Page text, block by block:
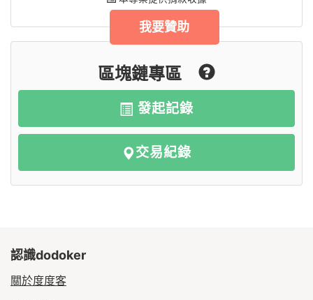
我要贊助
區塊鏈專區
發起記錄
交易紀錄
認識dodoker
關於度度客